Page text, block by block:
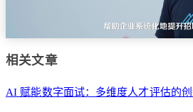
相关文章
AI 赋能数字面试：多维度人才评估的